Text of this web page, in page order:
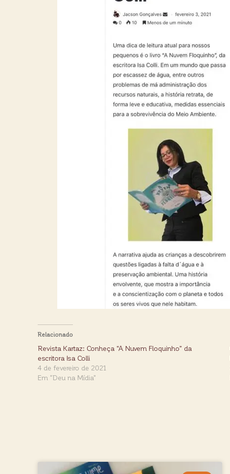
Relacionado
Revista Kartaz: Conheça “A Nuvem Floquinho” da
escritora Isa Colli
4 de fevereiro de 2021
Em "Deu na Mídia"